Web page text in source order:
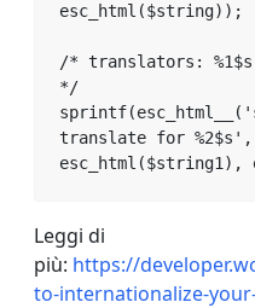
esc_html($string));
/* translators: %1$s
*/
translate for
esc_html($string1),
Leggi di
più: https://
to-internationalize-